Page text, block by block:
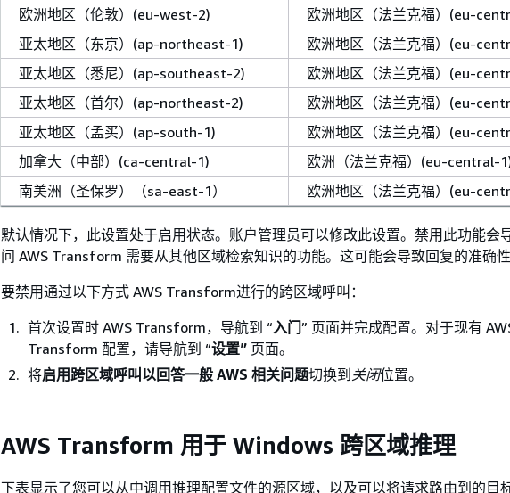
欧洲地区（伦敦）(eu-west-2)
欧洲地区（法兰克福）(eu-
亚太地区（东京）(ap-northeast-1)
欧洲地区（法兰克福）(eu-
亚太地区（悉尼）(ap-southeast-2)
欧洲地区（法兰克福）(eu-
亚太地区（首尔）(ap-northeast-2)
欧洲地区（法兰克福）(eu-
亚太地区（孟买）(ap-south-1)
欧洲地区（法兰克福）(eu-
加拿大（中部）(ca-central-1)
欧洲（法兰克福）(eu-central-
南美洲（圣保罗）（sa-east-1）
欧洲地区（法兰克福）(eu-
默认情况下，此设置处于启用状态。账户管理员可以修改此设置。禁用此功能会
问 AWS Transform 需要从其他区域检索知识的功能。这可能会导致回复的准确性
要禁用通过以下方式 AWS Transform进行的跨区域呼叫：
首次设置时 AWS Transform，导航到 “入门” 页面并完成配置。对于现有
Transform 配置，请导航到 “设置” 页面。
将启用跨区域呼叫以回答一般 AWS 相关问题切换到 关闭位置。
AWS Transform 用于 Windows 跨区域推理
下表显示了您可以从中调用推理配置文件的源区域，以及可以将请求路由到的目标